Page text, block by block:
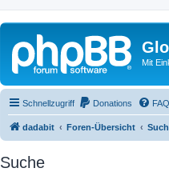
Mit
Schnellzugriff Donations FAQ
dadabit Foren-Übersicht
Suche